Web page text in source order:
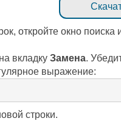
откройте окно
вкладку Замена.
выражение:
строки.